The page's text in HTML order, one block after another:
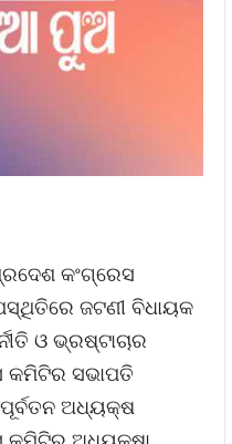
କଂଗ୍ରେସ
ଜଟଣୀ ବିଧାୟକ
ଓ ଭ୍ରଷ୍ଟାଚାର
କମିଟିର ସଭାପତି
ଅଧ୍ୟକ୍ଷ